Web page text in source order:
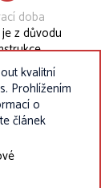
doba
z důvodu
uzavřena.
kvalitní
Prohlížením
o
článek